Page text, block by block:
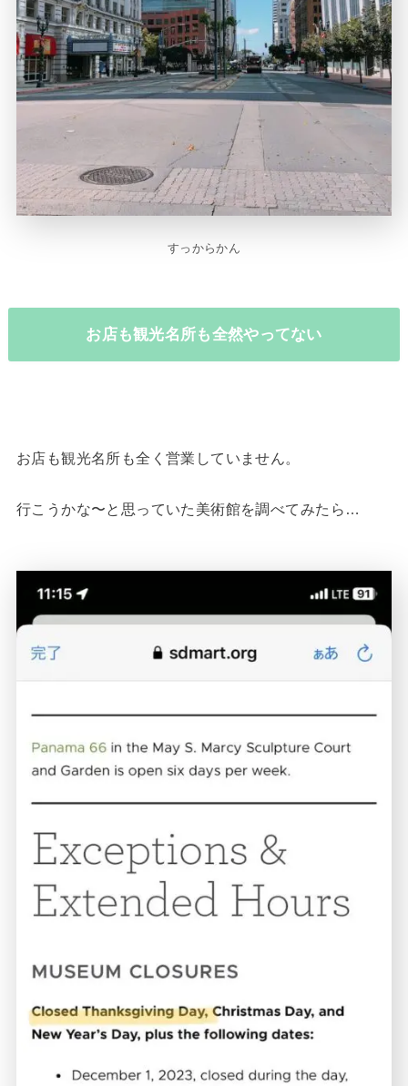
すっからかん
お店も観光名所も全然やってない
お店も観光名所も全く営業していません。
行こうかな〜と思っていた美術館を調べてみたら…